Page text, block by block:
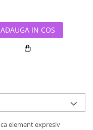
ADAUGA IN COS
element expresiv